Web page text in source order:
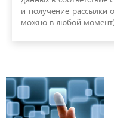
и получение рассылки
можно в любой